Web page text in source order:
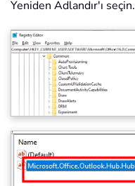
Yeniden Adlandır'ı seçin.